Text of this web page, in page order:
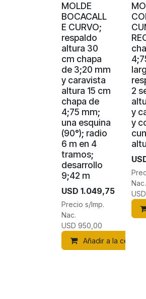
MOLDE
BOCACALL
E CURVO;
respaldo
altura 30
cm chapa
de 3;20 mm
y caravista
altura 15 cm
chapa de
4;75 mm;
una esquina
(90°); radio
6 m en 4
tramos;
desarrollo
9;42 m
USD 1.049,75
Precio s/Imp.
Nac.
USD 950,00
Añadir a la cesta
2
y
y
Nac.
USD